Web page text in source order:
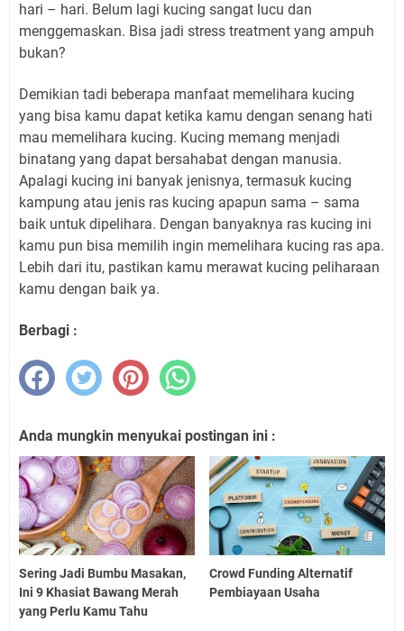
hari – hari. Belum lagi kucing sangat lucu dan
menggemaskan. Bisa jadi stress treatment yang ampuh
bukan?
Demikian tadi beberapa manfaat memelihara kucing
yang bisa kamu dapat ketika kamu dengan senang hati
mau memelihara kucing. Kucing memang menjadi
binatang yang dapat bersahabat dengan manusia.
Apalagi kucing ini banyak jenisnya, termasuk kucing
kampung atau jenis ras kucing apapun sama – sama
baik untuk dipelihara. Dengan banyaknya ras kucing ini
kamu pun bisa memilih ingin memelihara kucing ras apa.
Lebih dari itu, pastikan kamu merawat kucing peliharaan
kamu dengan baik ya.
Berbagi :
Anda mungkin menyukai postingan ini :
Sering Jadi Bumbu Masakan,
Ini 9 Khasiat Bawang Merah
yang Perlu Kamu Tahu
Crowd Funding Alternatif
Pembiayaan Usaha